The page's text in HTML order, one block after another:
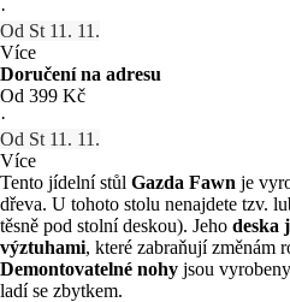
·
Od St 11. 11.
Více
Doručení na adresu
Od 399 Kč
·
Od St 11. 11.
Více
Tento jídelní stůl Gazda Fawn je
dřeva. U tohoto stolu nenajdete tzv.
těsně pod stolní deskou). Jeho deska
výztuhami, které zabraňují změnám
Demontovatelné nohy jsou
ladí se zbytkem.